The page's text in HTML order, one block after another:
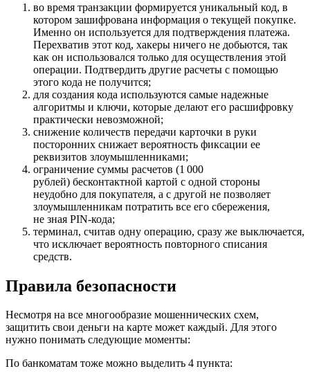
во время транзакции формируется уникальный код, в
котором зашифрована информация о текущей покупке.
Именно он используется для подтверждения платежа.
Перехватив этот код, хакеры ничего не добьются, так
как он использовался только для осуществления этой
операции. Подтвердить другие расчеты с помощью
этого кода не получится;
для создания кода используются самые надежные
алгоритмы и ключи, которые делают его расшифровку
практически невозможной;
снижение количеств передачи карточки в руки
посторонних снижает вероятность фиксации ее
реквизитов злоумышленниками;
ограничение суммы расчетов (1 000
рублей) бесконтактной картой с одной стороны
неудобно для покупателя, а с другой не позволяет
злоумышленникам потратить все его сбережения,
не зная PIN-кода;
терминал, считав одну операцию, сразу же выключается,
что исключает вероятность повторного списания
средств.
Правила безопасности
Несмотря на все многообразие мошеннических схем,
защитить свои деньги на карте может каждый. Для этого
нужно понимать следующие моменты:
По банкоматам тоже можно выделить 4 пункта: